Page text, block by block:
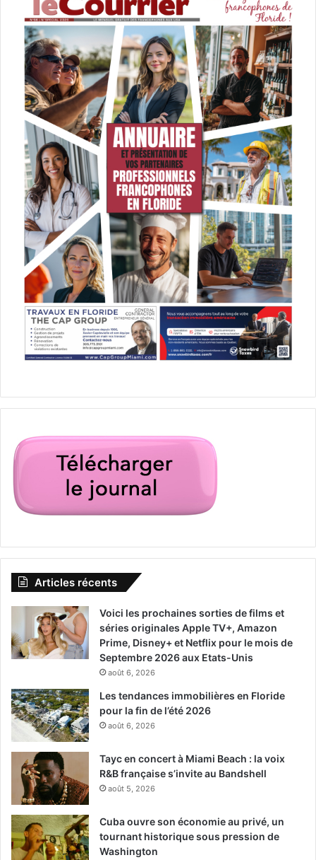
Articles récents
Voici les prochaines sorties de films et
séries originales Apple TV+, Amazon
Prime, Disney+ et Netflix pour le mois de
Septembre 2026 aux Etats-Unis
août 6, 2026
Les tendances immobilières en Floride
pour la fin de l’été 2026
août 6, 2026
Tayc en concert à Miami Beach : la voix
R&B française s’invite au Bandshell
août 5, 2026
Cuba ouvre son économie au privé, un
tournant historique sous pression de
Washington